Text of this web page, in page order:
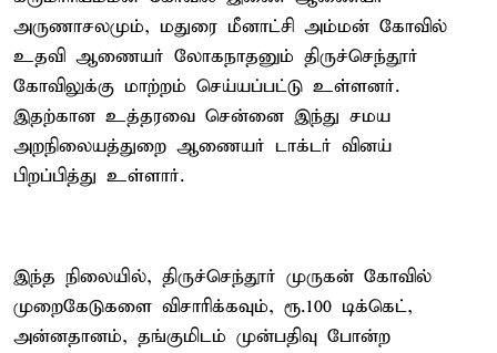
அருணாசலமும், மதுரை மீனாட்சி அம்மன் கோவில்
உதவி ஆணையர் லோகநாதனும் திருச்செந்தூர்
கோவிலுக்கு மாற்றம் செய்யப்பட்டு உள்ளனர்.
இதற்கான உத்தரவை சென்னை இந்து சமய
அறநிலையத்துறை ஆணையர் டாக்டர் வினய்
பிறப்பித்து உள்ளார்.
இந்த நிலையில், திருச்செந்தூர் முருகன் கோவில்
முறைகேடுகளை விசாரிக்கவும், ரூ.100 டிக்கெட்,
அன்னதானம், தங்குமிடம் முன்பதிவு போன்ற